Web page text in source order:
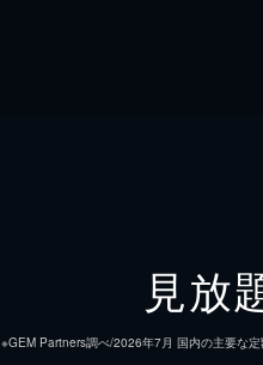
見放
※GEM Partners調べ/2026年7⽉ 国内の主要な